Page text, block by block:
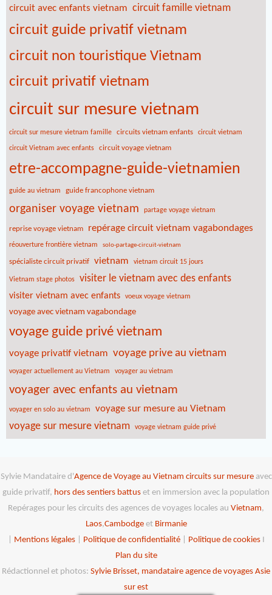
circuit avec enfants vietnam circuit famille vietnam
circuit guide privatif vietnam
circuit non touristique Vietnam
circuit privatif vietnam
circuit sur mesure vietnam
circuit sur mesure vietnam famille circuits vietnam enfants circuit vietnam
circuit Vietnam avec enfants circuit voyage vietnam
etre-accompagne-guide-vietnamien
guide au vietnam guide francophone vietnam
organiser voyage vietnam partage voyage vietnam
reprise voyage vietnam repérage circuit vietnam vagabondages
réouverture frontière vietnam solo-partage-circuit-vietnam
spécialiste circuit privatif vietnam vietnam circuit 15 jours
Vietnam stage photos visiter le vietnam avec des enfants
visiter vietnam avec enfants voeux voyage vietnam
voyage avec vietnam vagabondage
voyage guide privé vietnam
voyage privatif vietnam voyage prive au vietnam
voyager actuellement au Vietnam voyager au vietnam
voyager avec enfants au vietnam
voyager en solo au vietnam voyage sur mesure au Vietnam
voyage sur mesure vietnam voyage vietnam guide privé
Sylvie Mandataire d'Agence de Voyage au Vietnam circuits sur mesureavec
guide privatif, hors des sentiers battus et en immersion avec la population
Repérages pour les circuits des agences de voyages locales au Vietnam,
Laos,Cambodgeet Birmanie
Mentions légales| Politique de confidentialité| Politique de cookiesI
Plan du site
Rédactionnel et photos: Sylvie Brisset, mandataire agence de voyages Asie
sur est